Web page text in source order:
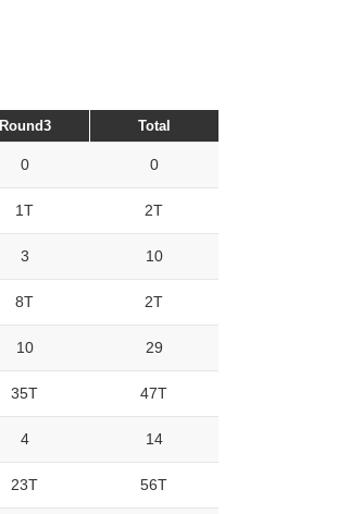
Round3 Total
0 0
1T 2T
3 10
8T 2T
10 29
35T 47T
4 14
23T 56T